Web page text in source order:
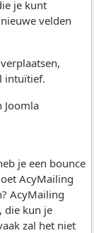
je kunt
velden
intuïtief.
Joomla
je een bounce
AcyMailing
AcyMailing
die kun je
zal het niet